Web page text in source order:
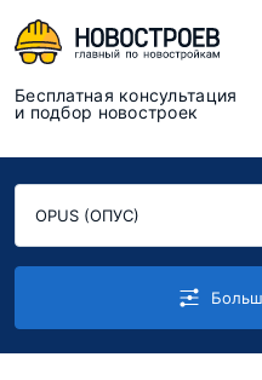
Бесплатная консультация
и подбор новостроек